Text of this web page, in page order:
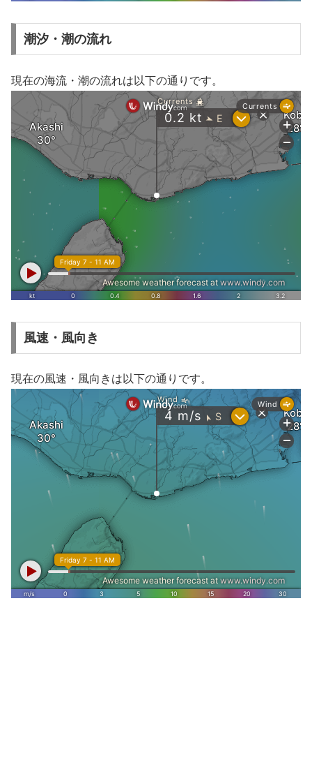
潮汐・潮の流れ
現在の海流・潮の流れは以下の通りです。
風速・風向き
現在の風速・風向きは以下の通りです。